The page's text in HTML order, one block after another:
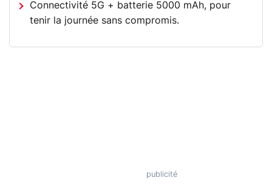
Connectivité 5G + batterie 5000 mAh, pour
tenir la journée sans compromis.